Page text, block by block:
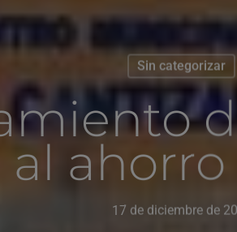
Sin categorizar
17 de diciembre de